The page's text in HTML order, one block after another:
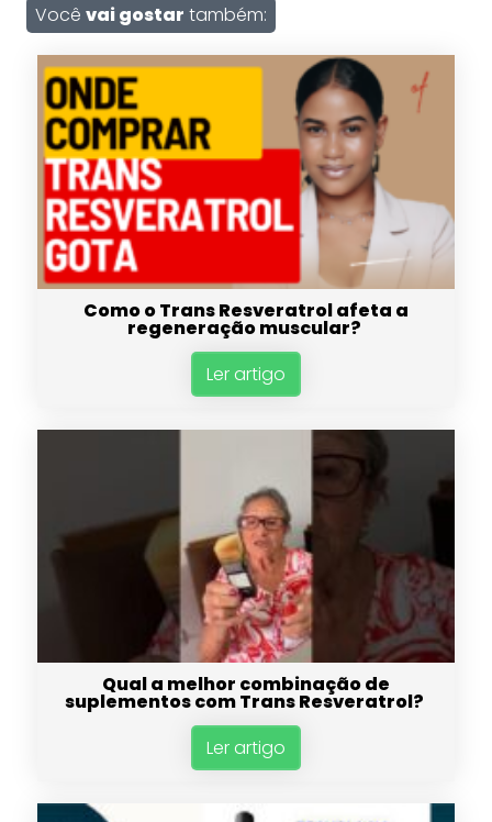
Você vai gostar também:
Como o Trans Resveratrol afeta a
regeneração muscular?
Ler artigo
Qual a melhor combinação de
suplementos com Trans Resveratrol?
Ler artigo